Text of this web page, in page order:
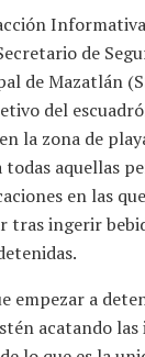
de
de Mazatlán
del
la zona de
aquellas
en las
tras ingerir
empezar a
acatando las